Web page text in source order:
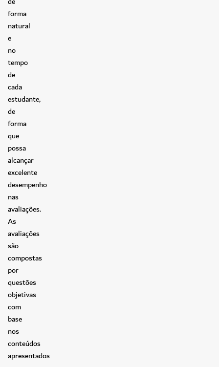
forma
natural
e
no
tempo
de
cada
estudante,
de
forma
que
possa
alcançar
excelente
desempenho
nas
avaliações.
As
avaliações
são
compostas
por
questões
objetivas
com
base
nos
conteúdos
apresentados